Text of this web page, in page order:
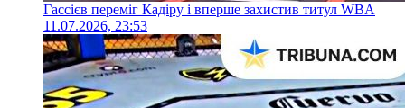
Гассієв переміг Кадіру і вперше захистив титул WBA
11.07.2026, 23:53